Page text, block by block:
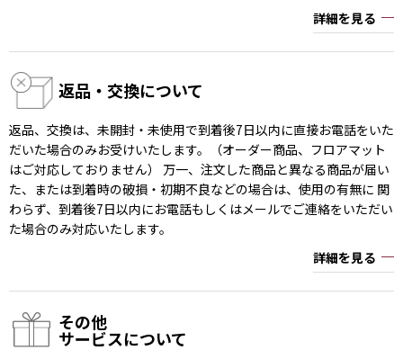
詳細を見る
返品・交換について
返品、交換は、未開封・未使用で到着後7日以内に直接お電話をいた
だいた場合のみお受けいたします。（オーダー商品、フロアマット
はご対応しておりません） 万一、注文した商品と異なる商品が届い
た、または到着時の破損・初期不良などの場合は、使用の有無に 関
わらず、到着後7日以内にお電話もしくはメールでご連絡をいただい
た場合のみ対応いたします。
詳細を見る
その他
サービスについて